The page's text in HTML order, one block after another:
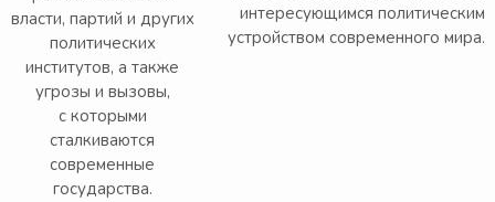
власти, партий и других
политических
институтов, а также
угрозы и вызовы,
с которыми
сталкиваются
современные
государства.
интересующимся политическим
устройством современного мира.